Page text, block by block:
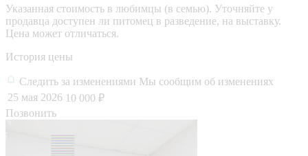
Указанная стоимость в любимцы (в семью). Уточняйте у
продавца доступен ли питомец в разведение, на выставку.
Цена может отличаться.
История цены
Следить за изменениями Мы сообщим об изменениях
25 мая 2026 10 000 ₽
Позвонить